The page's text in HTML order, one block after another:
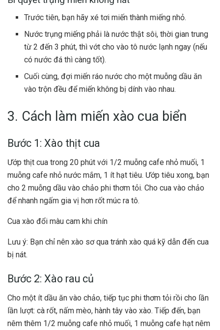
Trước tiên, bạn hãy xé tơi miến thành miếng nhỏ.
Nước trụng miếng phải là nước thật sôi, thời gian trung
từ 2 đến 3 phút, thì vớt cho vào tô nước lạnh ngay (nếu
có nước đá thì càng tốt).
Cuối cùng, đợi miến ráo nước cho một muỗng dầu ăn
vào trộn đều để miến không bị dính vào nhau.
3. Cách làm miến xào cua biển
Bước 1: Xào thịt cua
Ướp thịt cua trong 20 phút với 1/2 muỗng cafe nhỏ muối, 1
muỗng cafe nhỏ nước mắm, 1 ít hạt tiêu. Ướp tiêu xong, bạn
cho 2 muỗng dầu vào chảo phi thơm tỏi. Cho cua vào chảo
để nhanh ngấm gia vị hơn rốt múc ra tô.
Cua xào đổi màu cam khi chín
Lưu ý: Bạn chỉ nên xào sơ qua tránh xào quá kỹ dẫn đến cua
bị nát.
Bước 2: Xào rau củ
Cho một ít dầu ăn vào chảo, tiếp tục phi thơm tỏi rồi cho lần
lần lượt: cà rốt, nấm mèo, hành tây vào xào. Tiếp đến, bạn
nêm thêm 1/2 muỗng cafe nhỏ muối, 1 muỗng cafe hạt nêm